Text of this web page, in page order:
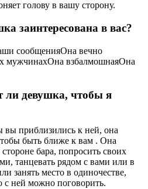
голову в вашу сторону.
заинтересована в вас?
сообщенияОна вечно
мужчинахОна взбалмошнаяОна
ли девушка, чтобы я
приблизились к ней, она
быть ближе к вам . Она
бара, попросить своих
танцевать рядом с вами или в
занять место в одиночестве,
с ней можно поговорить.